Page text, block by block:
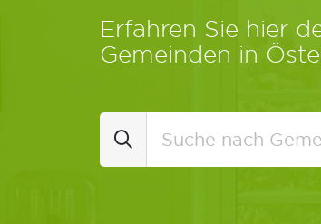
Erfahren Sie hier
Gemeinden in